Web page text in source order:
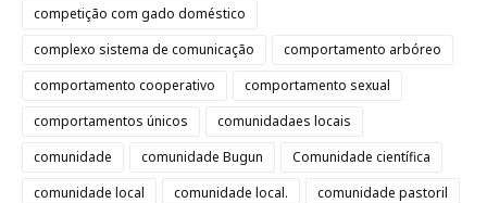
competição com gado doméstico
complexo sistema de comunicação
comportamento arbóreo
comportamento cooperativo
comportamento sexual
comportamentos únicos
comunidadaes locais
comunidade
comunidade Bugun
Comunidade científica
comunidade local
comunidade local.
comunidade pastoril